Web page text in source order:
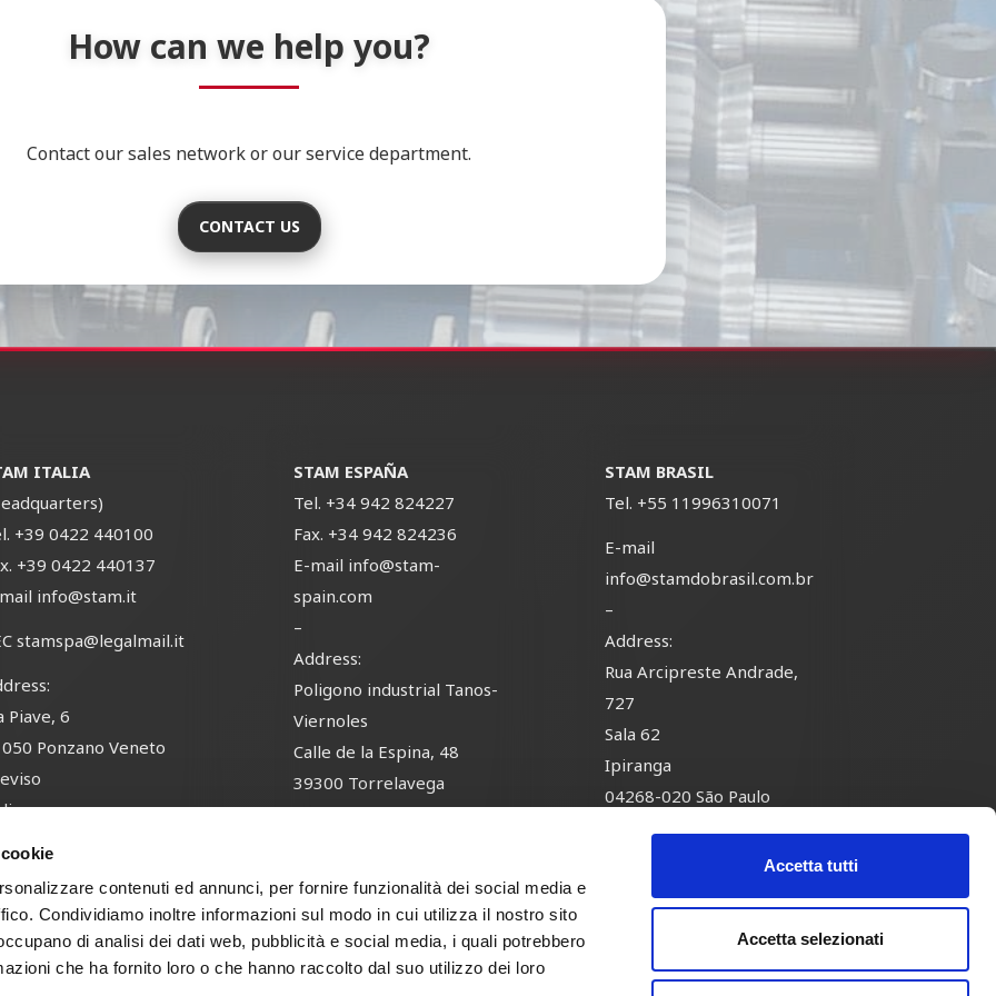
contenuti ed annunci, per fornire funzionalità dei social media e
Condividiamo inoltre informazioni sul modo in cui utilizza il nostro sito
di analisi dei dati web, pubblicità e social media, i quali potrebbero
che ha fornito loro o che hanno raccolto dal suo utilizzo dei loro
Accetta tutti
Accetta selezionati
How can we help you?
Contact our sales network or our service department.
CONTACT US
ITALIA
+39 0422 440100
+39 0422 440137
info@stam.it
stamspa@legalmail.it
Piave, 6
Ponzano Veneto
STAM ESPAÑA
Tel. +34 942 824227
Fax. +34 942 824236
E-mail info@stam-
spain.com
–
Address:
Poligono industrial Tanos-
Viernoles
Calle de la Espina, 48
39300 Torrelavega
Cantabria
STAM BRASIL
Tel. +55 11996310071
E-mail
info@stamdobrasil.com.br
–
Address:
Rua Arcipreste Andrade,
727
Sala 62
Ipiranga
04268-020 São Paulo
AreaPrivacy PolicyWhistleblowing PolicyEthical CodeEnvironmental Policy